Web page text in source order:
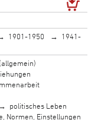
1901-1950
1941-
politisches Leben
Normen, Einstellungen